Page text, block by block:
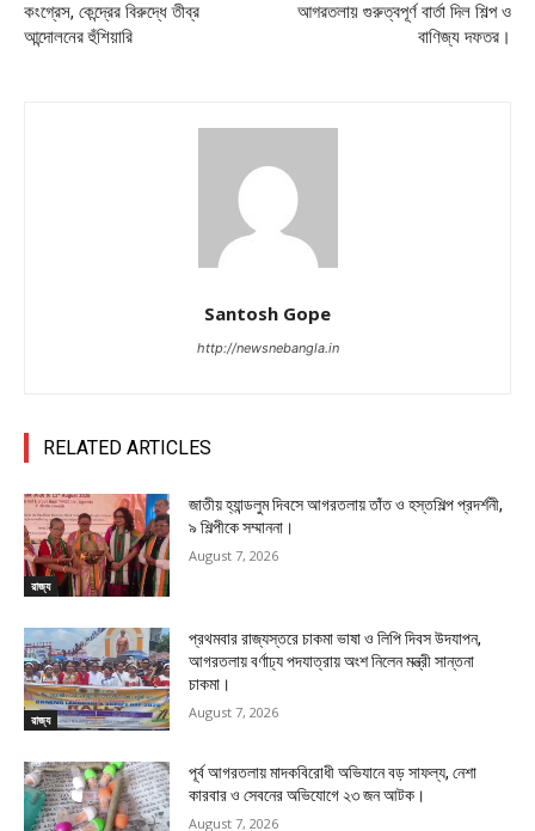
কংগ্রেস, কেন্দ্রের বিরুদ্ধে তীব্র
আন্দোলনের হুঁশিয়ারি
আগরতলায় গুরুত্বপূর্ণ বার্তা দিল শিল্প ও
বাণিজ্য দফতর।
Santosh Gope
http://newsnebangla.in
RELATED ARTICLES
রাজ্য
জাতীয় হ্যান্ডলুম দিবসে আগরতলায় তাঁত ও হস্তশিল্প প্রদর্শনী,
৯ শিল্পীকে সম্মাননা।
August 7, 2026
রাজ্য
প্রথমবার রাজ্যস্তরে চাকমা ভাষা ও লিপি দিবস উদযাপন,
আগরতলায় বর্ণাঢ্য পদযাত্রায় অংশ নিলেন মন্ত্রী সান্তনা
চাকমা।
August 7, 2026
পূর্ব আগরতলায় মাদকবিরোধী অভিযানে বড় সাফল্য, নেশা
কারবার ও সেবনের অভিযোগে ২৩ জন আটক।
August 7, 2026